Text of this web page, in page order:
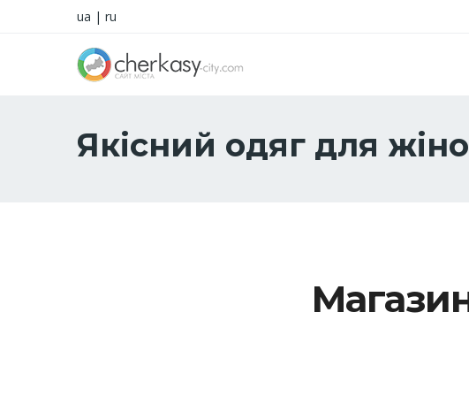
ua | ru
Якісний одяг для